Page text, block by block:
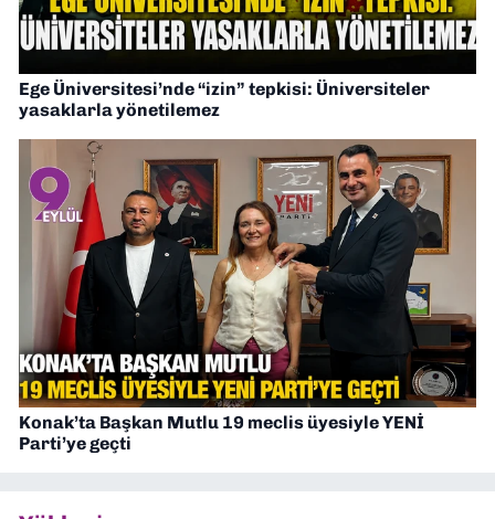
Ege Üniversitesi’nde “izin” tepkisi: Üniversiteler
yasaklarla yönetilemez
Konak’ta Başkan Mutlu 19 meclis üyesiyle YENİ
Parti’ye geçti